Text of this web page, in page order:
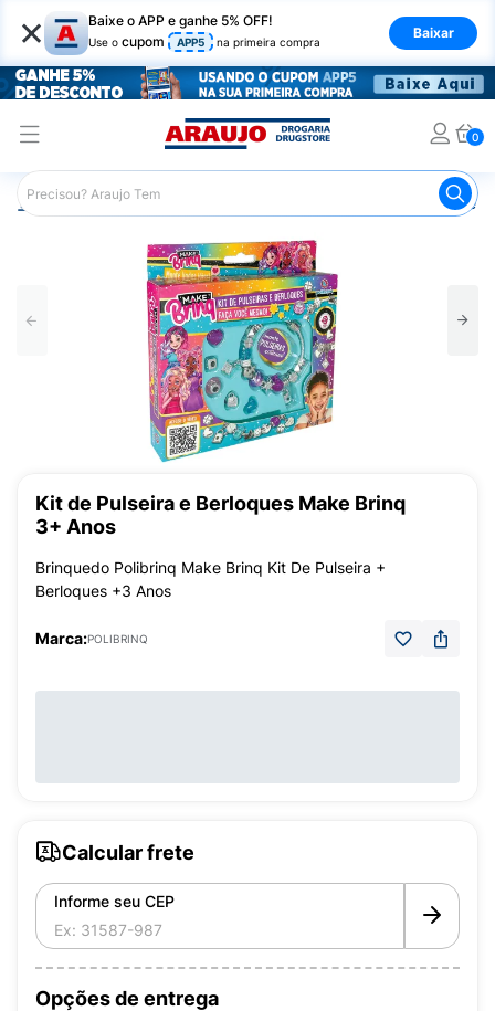
× Baixe o APP e ganhe 5% OFF!
Use o cupom APP5 na primeira compra
Baixar
0
Araujo Infantil Kit de Pulseira e
Kit de Pulseira e Berloques Make Brinq
3+ Anos
Brinquedo Polibrinq Make Brinq Kit De Pulseira +
Berloques +3 Anos
Marca:POLIBRINQ
Calcular frete
Informe seu CEP
Opções de entrega